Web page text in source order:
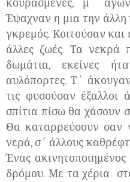
κουρασμένες, μ΄
Έψαχναν η μια την άλλη
γκρεμός. Κοιτούσαν
άλλες ζωές. Τα νεκρά
δωμάτια, εκείνες
αυλόπορτες. Τ΄
τις φυσούσαν έξαλλοι
σπίτια πίσω θα χάσουν
Θα καταρρεύσουν σαν
νερά, σ΄ άλλους
Ένας
δρόμου. Με τα χέρια